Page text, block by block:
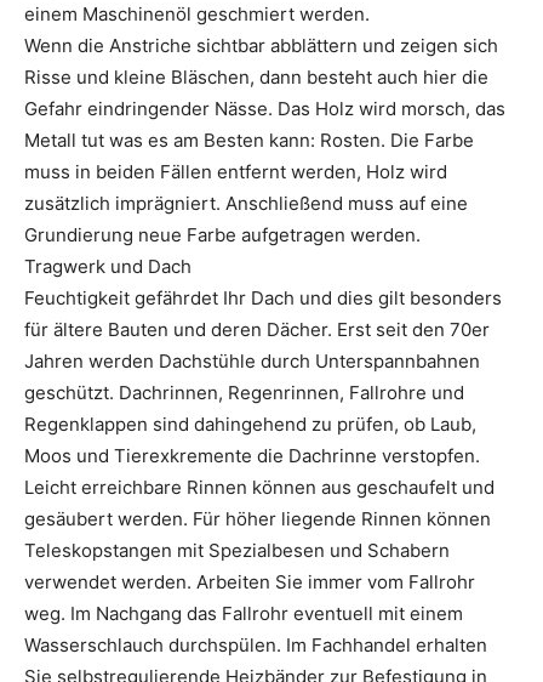
einem Maschinenöl geschmiert werden.
Wenn die Anstriche sichtbar abblättern und zeigen sich
Risse und kleine Bläschen, dann besteht auch hier die
Gefahr eindringender Nässe. Das Holz wird morsch, das
Metall tut was es am Besten kann: Rosten. Die Farbe
muss in beiden Fällen entfernt werden, Holz wird
zusätzlich imprägniert. Anschließend muss auf eine
Grundierung neue Farbe aufgetragen werden.
Tragwerk und Dach
Feuchtigkeit gefährdet Ihr Dach und dies gilt besonders
für ältere Bauten und deren Dächer. Erst seit den 70er
Jahren werden Dachstühle durch Unterspannbahnen
geschützt. Dachrinnen, Regenrinnen, Fallrohre und
Regenklappen sind dahingehend zu prüfen, ob Laub,
Moos und Tierexkremente die Dachrinne verstopfen.
Leicht erreichbare Rinnen können aus geschaufelt und
gesäubert werden. Für höher liegende Rinnen können
Teleskopstangen mit Spezialbesen und Schabern
verwendet werden. Arbeiten Sie immer vom Fallrohr
weg. Im Nachgang das Fallrohr eventuell mit einem
Wasserschlauch durchspülen. Im Fachhandel erhalten
Sie selbstregulierende Heizbänder zur Befestigung in